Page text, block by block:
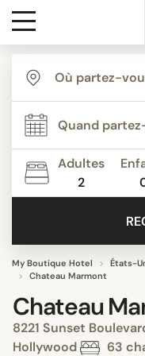
Destinations
Inspiration
Media
Adultes
2
My Boutique Hotel États-
Chateau Marmont
Chateau
8221 Sunset
Hollywood
63